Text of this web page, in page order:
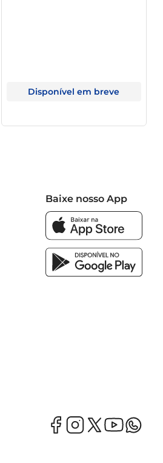
Disponível em breve
Baixe nosso App